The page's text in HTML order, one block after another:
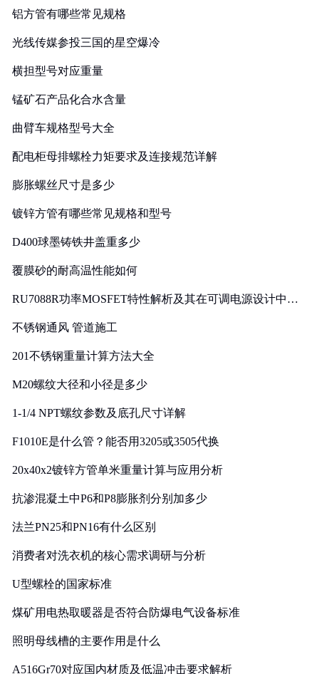
铝方管有哪些常见规格
光线传媒参投三国的星空爆冷
横担型号对应重量
锰矿石产品化合水含量
曲臂车规格型号大全
配电柜母排螺栓力矩要求及连接规范详解
膨胀螺丝尺寸是多少
镀锌方管有哪些常见规格和型号
D400球墨铸铁井盖重多少
覆膜砂的耐高温性能如何
RU7088R功率MOSFET特性解析及其在可调电源设计中的
不锈钢通风 管道施工
201不锈钢重量计算方法大全
M20螺纹大径和小径是多少
1-1/4 NPT螺纹参数及底孔尺寸详解
F1010E是什么管？能否用3205或3505代换
20x40x2镀锌方管单米重量计算与应用分析
抗渗混凝土中P6和P8膨胀剂分别加多少
法兰PN25和PN16有什么区别
消费者对洗衣机的核心需求调研与分析
U型螺栓的国家标准
煤矿用电热取暖器是否符合防爆电气设备标准
照明母线槽的主要作用是什么
A516Gr70对应国内材质及低温冲击要求解析